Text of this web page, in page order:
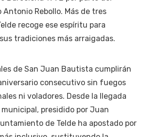
Rebollo. Más de tres
recoge ese espíritu para
tradiciones más arraigadas.
de San Juan Bautista cumplirán
consecutivo sin fuegos
ni voladores. Desde la llegada
presidido por Juan
de Telde ha apostado por